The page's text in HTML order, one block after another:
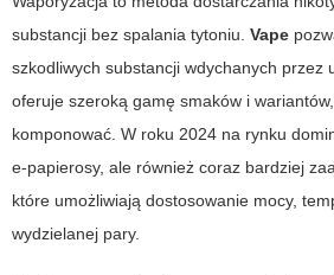
substancji bez spalania tytoniu. Vape
szkodliwych substancji wdychanych przez
oferuje szeroką gamę smaków i
komponować. W roku 2024 na rynku
e-papierosy, ale również coraz bardziej
które umożliwiają dostosowanie mocy,
wydzielanej pary.